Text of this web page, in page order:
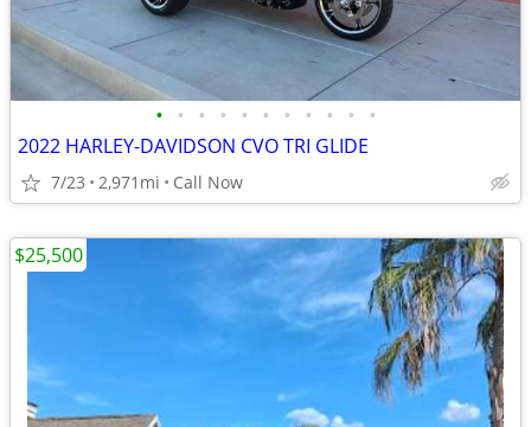
• • • • • • • • • • •
2022 HARLEY-DAVIDSON CVO TRI GLIDE
7/23 2,971mi Call Now
$25,500